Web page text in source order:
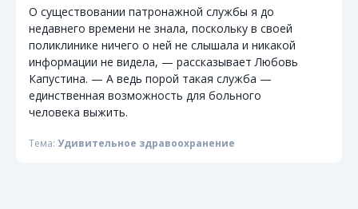
О существовании патронажной службы я до
недавнего времени не знала, поскольку в своей
поликлинике ничего о ней не слышала и никакой
информации не видела, — рассказывает Любовь
Капустина. — А ведь порой такая служба —
единственная возможность для больного
человека выжить.
Тема: Удивительное здравоохранение